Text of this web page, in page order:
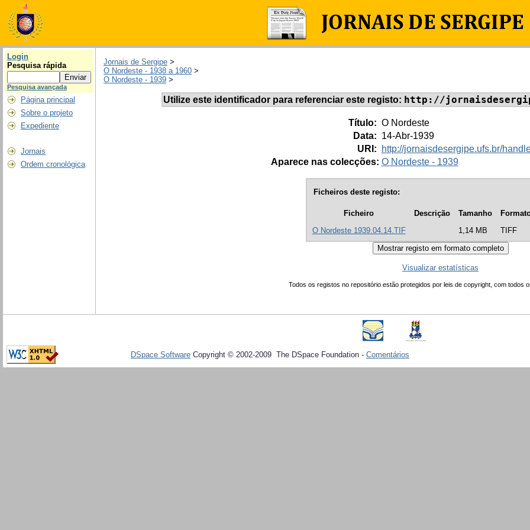
Login
Pesquisa rápida
Pesquisa avançada
Página principal
Sobre o projeto
Expediente
Jornais
Ordem cronológica
Jornais de Sergipe >
O Nordeste - 1938 a 1960 >
O Nordeste - 1939 >
Utilize este identificador para referenciar este registo: http://
Título: O Nordeste
Data: 14-Abr-1939
URI:
http://jornaisdesergipe.ufs.br/
Aparece nas colecções: O Nordeste - 1939
Ficheiros deste registo:
Ficheiro Descrição Tamanho
O Nordeste 1939.04.14.TIF
1,14 MB TIFF
Visualizar estatísticas
Todos os registos no repositório estão protegidos por leis de copyright, com todos
DSpace Software Copyright © 2002-2009 The DSpace Foundation - Comentários